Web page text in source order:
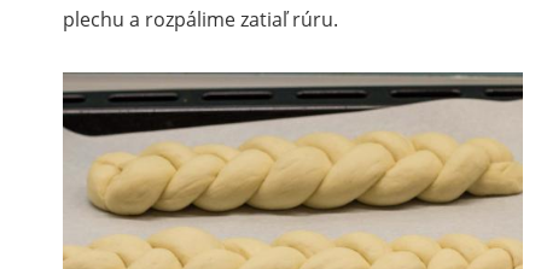
plechu a rozpálime zatiaľ rúru.